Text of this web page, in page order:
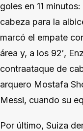
goles en 11
cabeza para la
marcó el empate
área y, a los 92′,
contraataque de
arquero Mostafa
Messi, cuando su
Por último, Suiza